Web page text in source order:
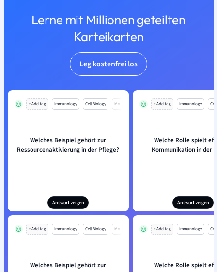
Lerne mit Millionen geteilten
Karteikarten
Leg kostenfrei los
+ Add tag Immunology Cell Biology Mo
Welches Beispiel gehört zur
Ressourcenaktivierung in der Pflege?
Antwort zeigen
+ Add tag Immunology
Welche Rolle spielt
Kommunikation in der
Antwort zeigen
+ Add tag Immunology Cell Biology Mo
Welches Beispiel gehört zur
+ Add tag Immunology
Welche Rolle spielt